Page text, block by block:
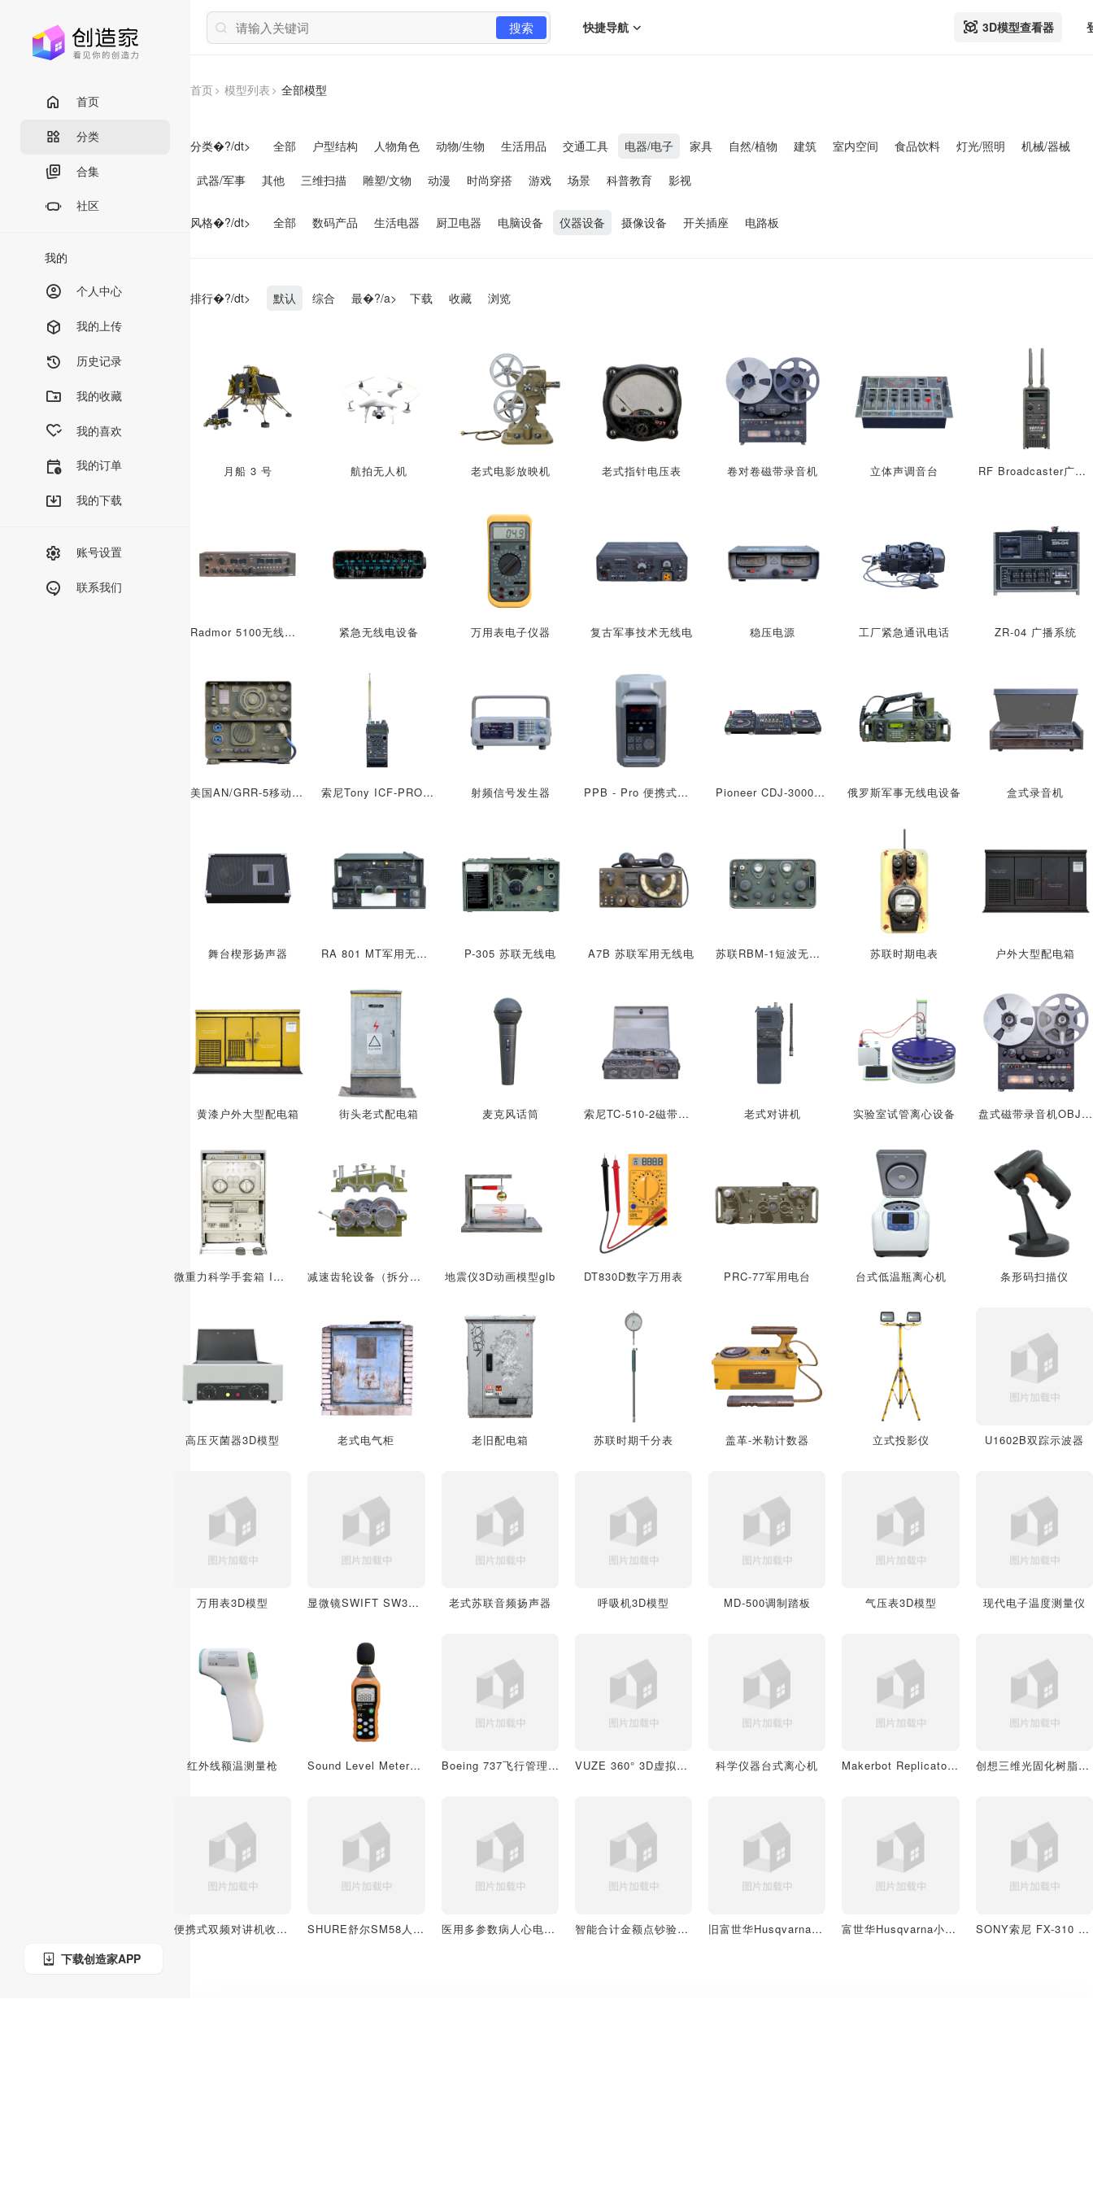
搜索 快捷导航 3D模型查看器
首页
分类
合集
社区
我的
个人中心
我的上传
历史记录
我的收藏
我的喜欢
我的订单
我的下载
账号设置
联系我们
下载创造家APP
首页 模型列表 全部模型
分类�?/dt> 全部 户型结构 人物角色 动物/生物 生活用品 交通工具 电器/电子 家具 自然/植物 建筑 室内空间 食品饮料 灯光/照明 机械/器械
武器/军事 其他 三维扫描 雕塑/文物 动漫 时尚穿搭 游戏 场景 科普教育 影视
风格�?/dt> 全部 数码产品 生活电器 厨卫电器 电脑设备 仪器设备 摄像设备 开关插座 电路板
排行�?/dt> 默认 综合 最�?/a> 下载 收藏 浏览
月船 3 号 航拍无人机 老式电影放映机 老式指针电压表 卷对卷磁带录音机 立体声调音台 RF Broadcaster广播设备
Radmor 5100无线电接收器 紧急无线电设备 万用表电子仪器 复古军事技术无线电 稳压电源 工厂紧急通讯电话 ZR-04 广播系统
美国AN/GRR-5移动短波接收机 索尼Tony ICF-PRO80宽带接收机 射频信号发生器 PPB - Pro 便携式电池 Pioneer CDJ-3000和DJM-A9 DJ设备 俄罗斯军事无线电设备 盒式录音机
舞台楔形扬声器 RA 801 MT军用无线电 P-305 苏联无线电 A7B 苏联军用无线电 苏联RBM-1短波无线电台 苏联时期电表 户外大型配电箱
黄漆户外大型配电箱 街头老式配电箱 麦克风话筒 索尼TC-510-2磁带录音机 老式对讲机 实验室试管离心设备 盘式磁带录音机OBJ模型
微重力科学手套箱 ISS-MSG 减速齿轮设备（拆分展示带动画）glb 地震仪3D动画模型glb DT830D数字万用表 PRC-77军用电台 台式低温瓶离心机 条形码扫描仪
高压灭菌器3D模型 老式电气柜 老旧配电箱 苏联时期千分表 盖革-米勒计数器 立式投影仪 U1602B双踪示波器
万用表3D模型 显微镜SWIFT SW380B 老式苏联音频扬声器 呼吸机3D模型 MD-500调制踏板 气压表3D模型 现代电子温度测量仪
红外线额温测量枪 Sound Level Meter声级计 Boeing 737飞行管理计算机 VUZE 360° 3D虚拟现实相机 科学仪器台式离心机 Makerbot Replicator2 3D打印机 创想三维光固化树脂3D打印机
便携式双频对讲机收音机 SHURE舒尔SM58人声话筒唱歌KTV麦克风 医用多参数病人心电图监护仪 智能合计金额点钞验钞机 旧富世华Husqvarna小型汽油发电机G3200P家用户外照明 富世华Husqvarna小型汽油发电机G3200P家用户外照明 SONY索尼 FX-310 便携式电视收音机三用多功能机（做旧）